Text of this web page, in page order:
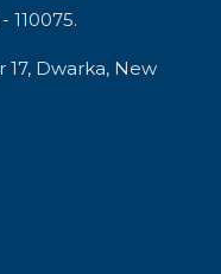
110075.
17, Dwarka, New